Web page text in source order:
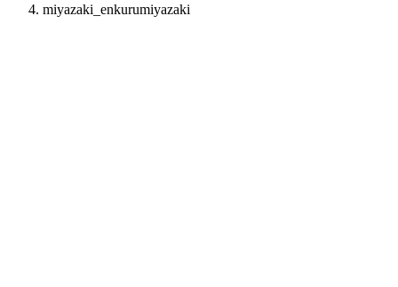
miyazaki_enkurumiyazaki